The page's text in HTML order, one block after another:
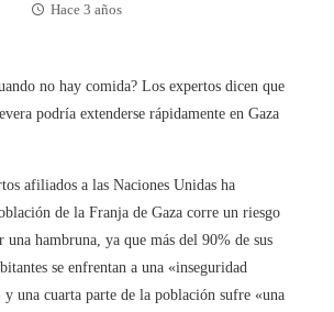
Hace 3 años
afiliados a las Naciones Unidas ha
de la Franja de Gaza corre un riesgo
hambruna, ya que más del 90% de sus
se enfrentan a una «inseguridad
una cuarta parte de la población sufre «una